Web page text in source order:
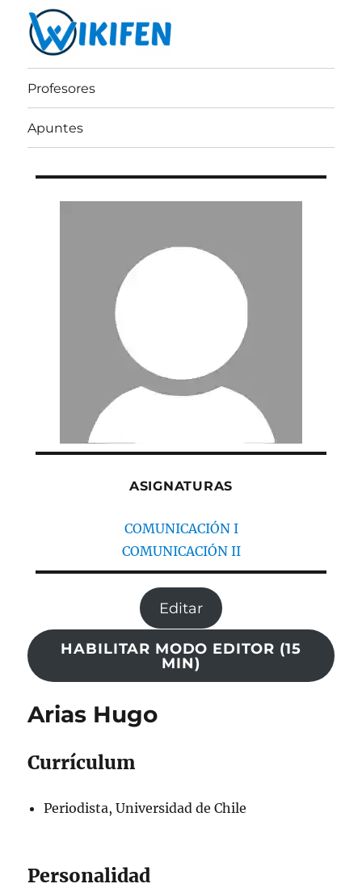
Wikifen
Profesores
Apuntes
Arias Hugo
Currículum
Periodista, Universidad de Chile
Personalidad
ASIGNATURAS
COMUNICACIÓN I
COMUNICACIÓN II
Editar
HABILITAR MODO EDITOR (15
MIN)